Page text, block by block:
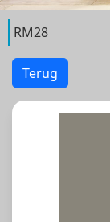
RM28
Terug